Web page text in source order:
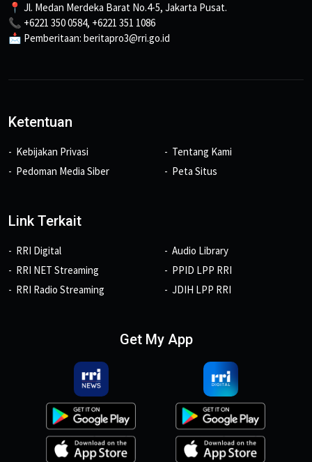
📍 Jl. Medan Merdeka Barat No.4-5, Jakarta Pusat.
📞 +6221 350 0584, +6221 351 1086
📩 Pemberitaan: beritapro3@rri.go.id
Ketentuan
Kebijakan Privasi
Pedoman Media Siber
Tentang Kami
Peta Situs
Link Terkait
RRI Digital
RRI NET Streaming
RRI Radio Streaming
Audio Library
PPID LPP RRI
JDIH LPP RRI
Get My App